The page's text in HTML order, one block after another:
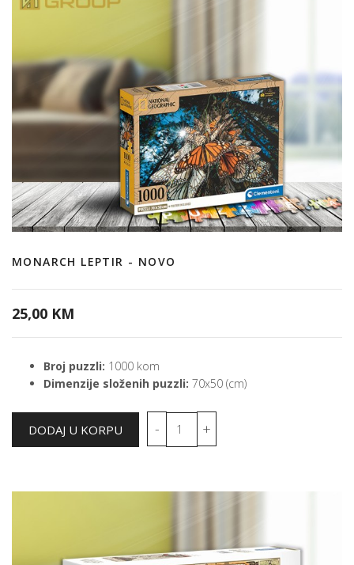
MONARCH LEPTIR - NOVO
25,00 KM
Broj puzzli: 1000 kom
Dimenzije složenih puzzli: 70x50 (cm)